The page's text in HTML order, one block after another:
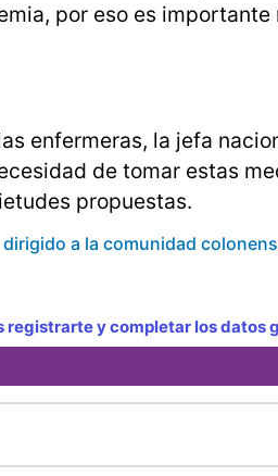
por eso es
enfermeras, la jefa
de tomar estas
propuestas.
a la comunidad
registrarte y completar los datos